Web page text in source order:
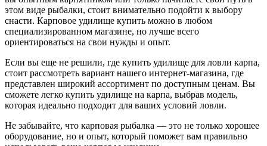
этом виде рыбалки, стоит внимательно подойти к выбору
снасти. Карповое удилище купить можно в любом
специализированном магазине, но лучше всего
ориентироваться на свои нужды и опыт.
Если вы еще не решили, где купить удилище для ловли карпа,
стоит рассмотреть вариант нашего интернет-магазина, где
представлен широкий ассортимент по доступным ценам. Вы
сможете легко купить удилище на карпа, выбрав модель,
которая идеально подходит для ваших условий ловли.
Не забывайте, что карповая рыбалка — это не только хорошее
оборудование, но и опыт, который поможет вам правильно